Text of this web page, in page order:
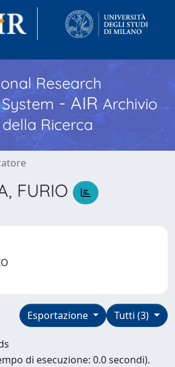
Research
- AIR Archivio
Ricerca
FURIO
Tutti (3)
Esportazione
di esecuzione: 0.0 secondi).